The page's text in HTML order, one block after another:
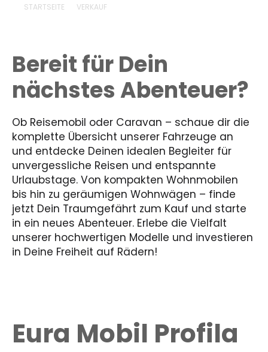
STARTSEITE VERKAUF
Bereit für Dein
nächstes Abenteuer?
Ob Reisemobil oder Caravan – schaue dir die
komplette Übersicht unserer Fahrzeuge an
und entdecke Deinen idealen Begleiter für
unvergessliche Reisen und entspannte
Urlaubstage. Von kompakten Wohnmobilen
bis hin zu geräumigen Wohnwägen – finde
jetzt Dein Traumgefährt zum Kauf und starte
in ein neues Abenteuer. Erlebe die Vielfalt
unserer hochwertigen Modelle und investieren
in Deine Freiheit auf Rädern!
Eura Mobil Profila